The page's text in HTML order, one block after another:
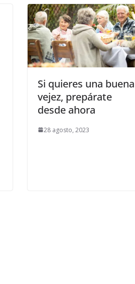
Si quieres una buena
vejez, prepárate
desde ahora
28 agosto, 2023